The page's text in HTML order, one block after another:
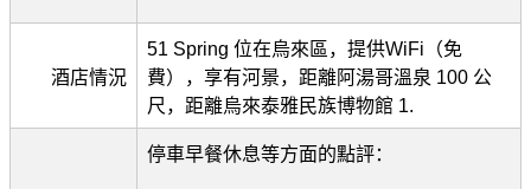
酒店情況
51 Spring 位在烏來區，提供WiFi（免
費），享有河景，距離阿湯哥溫泉 100 公
尺，距離烏來泰雅民族博物館 1.
停車早餐休息等方面的點評：